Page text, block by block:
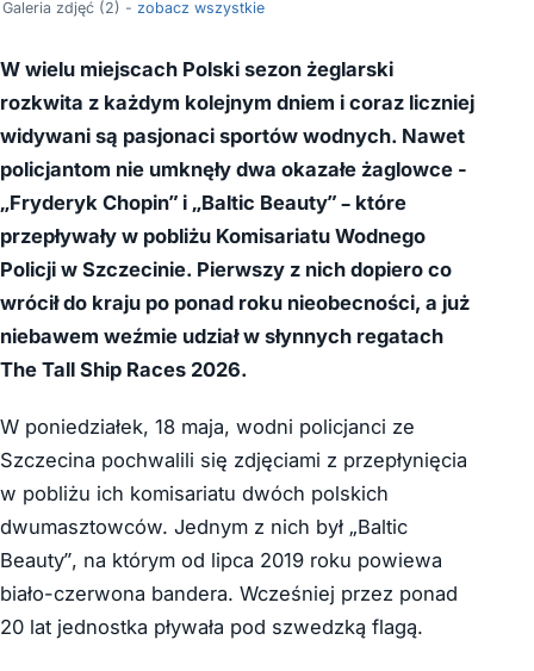
Galeria zdjęć (2) - zobacz wszystkie
W wielu miejscach Polski sezon żeglarski
rozkwita z każdym kolejnym dniem i coraz liczniej
widywani są pasjonaci sportów wodnych. Nawet
policjantom nie umknęły dwa okazałe żaglowce -
„Fryderyk Chopin” i „Baltic Beauty” – które
przepływały w pobliżu Komisariatu Wodnego
Policji w Szczecinie. Pierwszy z nich dopiero co
wrócił do kraju po ponad roku nieobecności, a już
niebawem weźmie udział w słynnych regatach
The Tall Ship Races 2026.
W poniedziałek, 18 maja, wodni policjanci ze
Szczecina pochwalili się zdjęciami z przepłynięcia
w pobliżu ich komisariatu dwóch polskich
dwumasztowców. Jednym z nich był „Baltic
Beauty”, na którym od lipca 2019 roku powiewa
biało-czerwona bandera. Wcześniej przez ponad
20 lat jednostka pływała pod szwedzką flagą.